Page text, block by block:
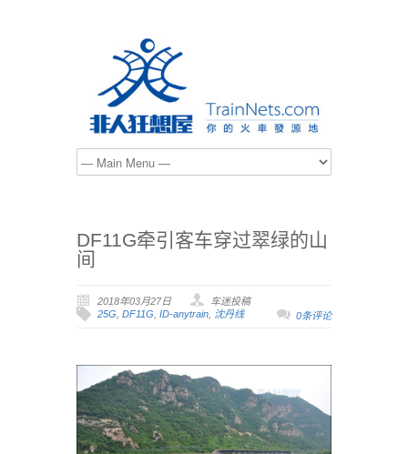
DF11G牵引客车穿过翠绿的山
间
2018年03月27日
车迷投稿
25G, DF11G, ID-anytrain, 沈丹线 0条评论